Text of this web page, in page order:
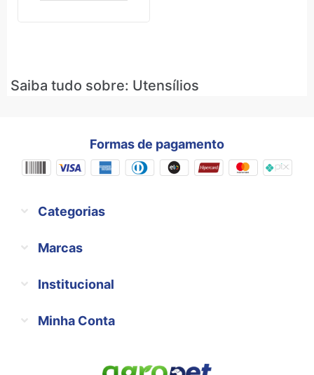
Saiba tudo sobre: Utensílios
Formas de pagamento
Categorias
Marcas
Institucional
Minha Conta